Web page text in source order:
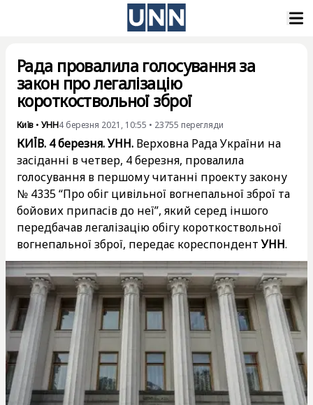
Рада провалила голосування за
закон про легалізацію
короткоствольної зброї
Київ • УНН4 березня 2021, 10:55 • 23755 перегляди
КИЇВ. 4 березня. УНН. Верховна Рада України на
засіданні в четвер, 4 березня, провалила
голосування в першому читанні проекту закону
№ 4335 “Про обіг цивільної вогнепальної зброї та
бойових припасів до неї”, який серед іншого
передбачав легалізацію обігу короткоствольної
вогнепальної зброї, передає кореспондентУНН.